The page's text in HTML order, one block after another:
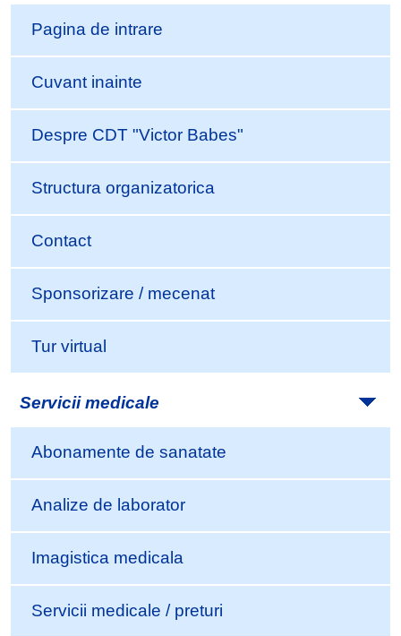
Pagina de intrare
Cuvant inainte
Despre CDT "Victor Babes"
Structura organizatorica
Contact
Sponsorizare / mecenat
Tur virtual
Servicii medicale
Abonamente de sanatate
Analize de laborator
Imagistica medicala
Servicii medicale / preturi